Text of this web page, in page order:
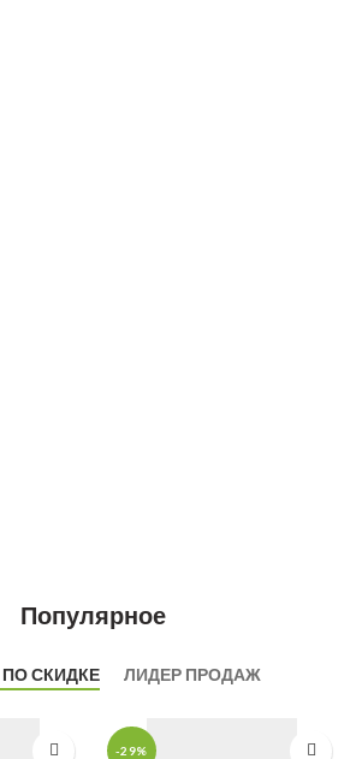
Популярное
СКИДКЕ ЛИДЕР ПРОДАЖ
-29%